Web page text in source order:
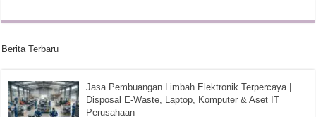
Berita Terbaru
Jasa Pembuangan Limbah Elektronik Terpercaya |
Disposal E-Waste, Laptop, Komputer & Aset IT
Perusahaan